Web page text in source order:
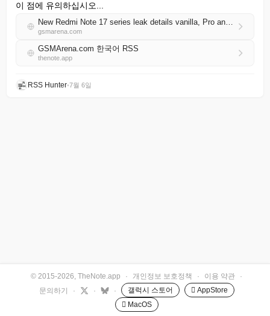
이 점에 유의하십시오...
New Redmi Note 17 series leak details vanilla, Pro and Pro Max specs, includes images
gsmarena.com
GSMArena.com 한국어 RSS
thenote.app
RSS Hunter•7월 6일
© 2015-2026, TheNote.app · 개인정보 보호정책 · 이용 약관
·
문의하기
· · · 갤럭시 스토어
 AppStore
 MacOS